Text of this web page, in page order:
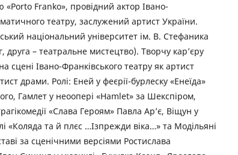
«Porto Franko», провідний актор Івано-
театру, заслужений артист України.
національний університет ім. В. Стефаника
друга – театральне мистецтво). Творчу кар’єру
сцені Івано-Франківського театру як артист
драми. Ролі: Еней у феєрії-бурлеску «Енеїда»
Гамлет у неоопері «Hamlet» за Шекспіром,
«Слава Героям» Павла Ар’є, Віщун у
«Коляда та й плєс …Ізпрежди віка…» та Модільяні
за сценічними версіями Ростислава